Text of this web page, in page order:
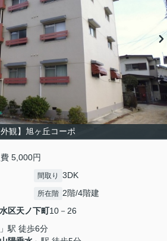
外観】旭ヶ丘コーポ
5,000円
間取り 3DK
所在階 2階/4階建
区天ノ下町10－26
」駅 徒歩6分